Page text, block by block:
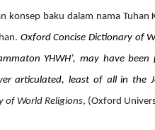
konsep baku dalam nama
Oxford Concise Dictionary of
YHWH’, may have
articulated, least of all in the
of World Religions, (Oxford